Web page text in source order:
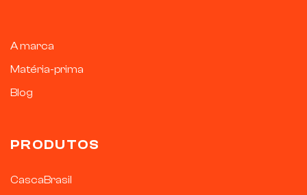
A marca
Matéria-prima
Blog
PRODUTOS
CascaBrasil